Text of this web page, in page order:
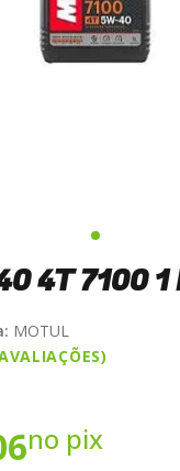
4T 7100 1
MOTUL
no pix